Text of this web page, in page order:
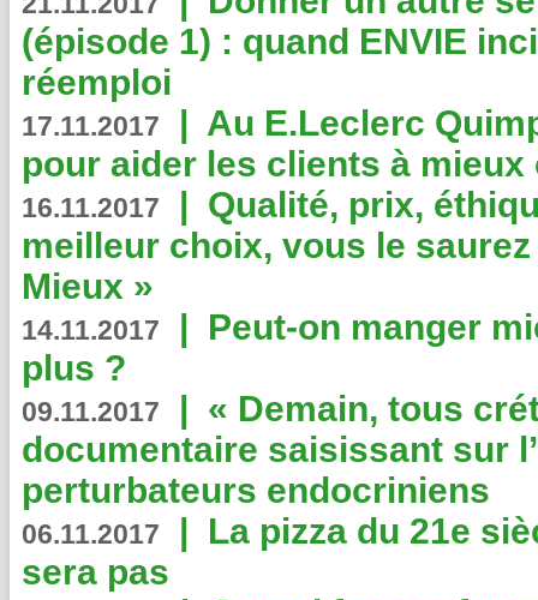
(épisode 1) : quand ENVIE
réemploi
17.11.2017 | Au E.Leclerc
pour aider les clients à
16.11.2017 | Qualité, prix,
meilleur choix, vous le
Mieux »
14.11.2017 | Peut-on manger
plus ?
09.11.2017 | « Demain, tous
documentaire saisissant sur
perturbateurs endocriniens
06.11.2017 | La pizza du 21e
sera pas